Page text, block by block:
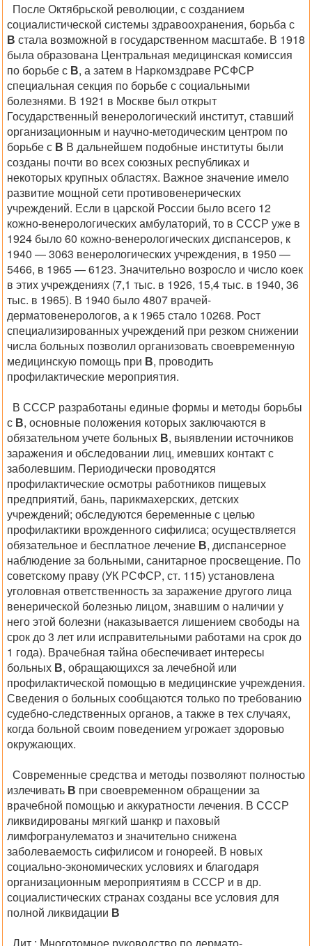
После Октябрьской революции, с созданием
социалистической системы здравоохранения, борьба с
В стала возможной в государственном масштабе. В 1918
была образована Центральная медицинская комиссия
по борьбе с В, а затем в Наркомздраве РСФСР
специальная секция по борьбе с социальными
болезнями. В 1921 в Москве был открыт
Государственный венерологический институт, ставший
организационным и научно-методическим центром по
борьбе с В В дальнейшем подобные институты были
созданы почти во всех союзных республиках и
некоторых крупных областях. Важное значение имело
развитие мощной сети противовенерических
учреждений. Если в царской России было всего 12
кожно-венерологических амбулаторий, то в СССР уже в
1924 было 60 кожно-венерологических диспансеров, к
1940 — 3063 венерологических учреждения, в 1950 —
5466, в 1965 — 6123. Значительно возросло и число коек
в этих учреждениях (7,1 тыс. в 1926, 15,4 тыс. в 1940, 36
тыс. в 1965). В 1940 было 4807 врачей-
дерматовенерологов, а к 1965 стало 10268. Рост
специализированных учреждений при резком снижении
числа больных позволил организовать своевременную
медицинскую помощь при В, проводить
профилактические мероприятия.
В СССР разработаны единые формы и методы борьбы
с В, основные положения которых заключаются в
обязательном учете больных В, выявлении источников
заражения и обследовании лиц, имевших контакт с
заболевшим. Периодически проводятся
профилактические осмотры работников пищевых
предприятий, бань, парикмахерских, детских
учреждений; обследуются беременные с целью
профилактики врожденного сифилиса; осуществляется
обязательное и бесплатное лечение В, диспансерное
наблюдение за больными, санитарное просвещение. По
советскому праву (УК РСФСР, ст. 115) установлена
уголовная ответственность за заражение другого лица
венерической болезнью лицом, знавшим о наличии у
него этой болезни (наказывается лишением свободы на
срок до 3 лет или исправительными работами на срок до
1 года). Врачебная тайна обеспечивает интересы
больных В, обращающихся за лечебной или
профилактической помощью в медицинские учреждения.
Сведения о больных сообщаются только по требованию
судебно-следственных органов, а также в тех случаях,
когда больной своим поведением угрожает здоровью
окружающих.
Современные средства и методы позволяют полностью
излечивать В при своевременном обращении за
врачебной помощью и аккуратности лечения. В СССР
ликвидированы мягкий шанкр и паховый
лимфогранулематоз и значительно снижена
заболеваемость сифилисом и гонореей. В новых
социально-экономических условиях и благодаря
организационным мероприятиям в СССР и в др.
социалистических странах созданы все условия для
полной ликвидации В